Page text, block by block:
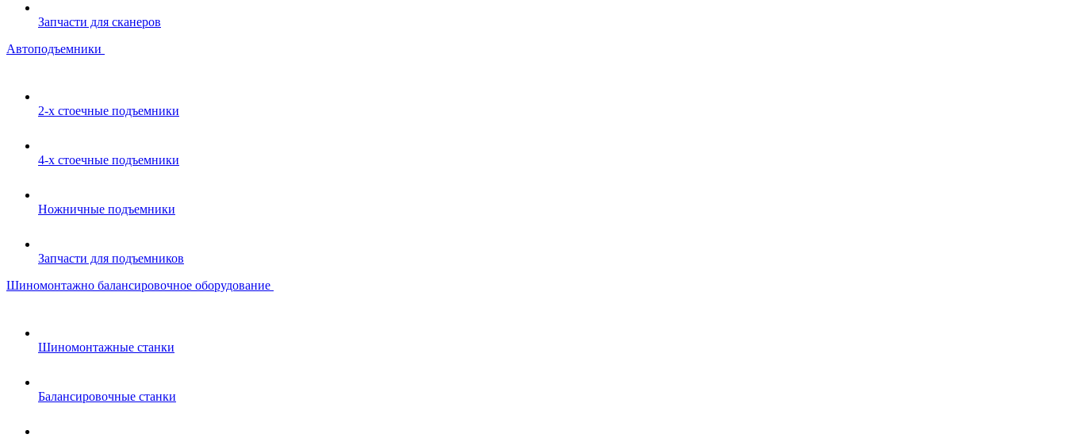
Запчасти для сканеров
Автоподъемники
2-х стоечные подъемники
4-х стоечные подъемники
Ножничные подъемники
Запчасти для подъемников
Шиномонтажно балансировочное оборудование
Шиномонтажные станки
Балансировочные станки